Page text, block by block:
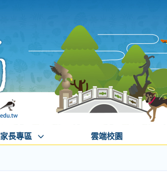
家長專區 雲端校園